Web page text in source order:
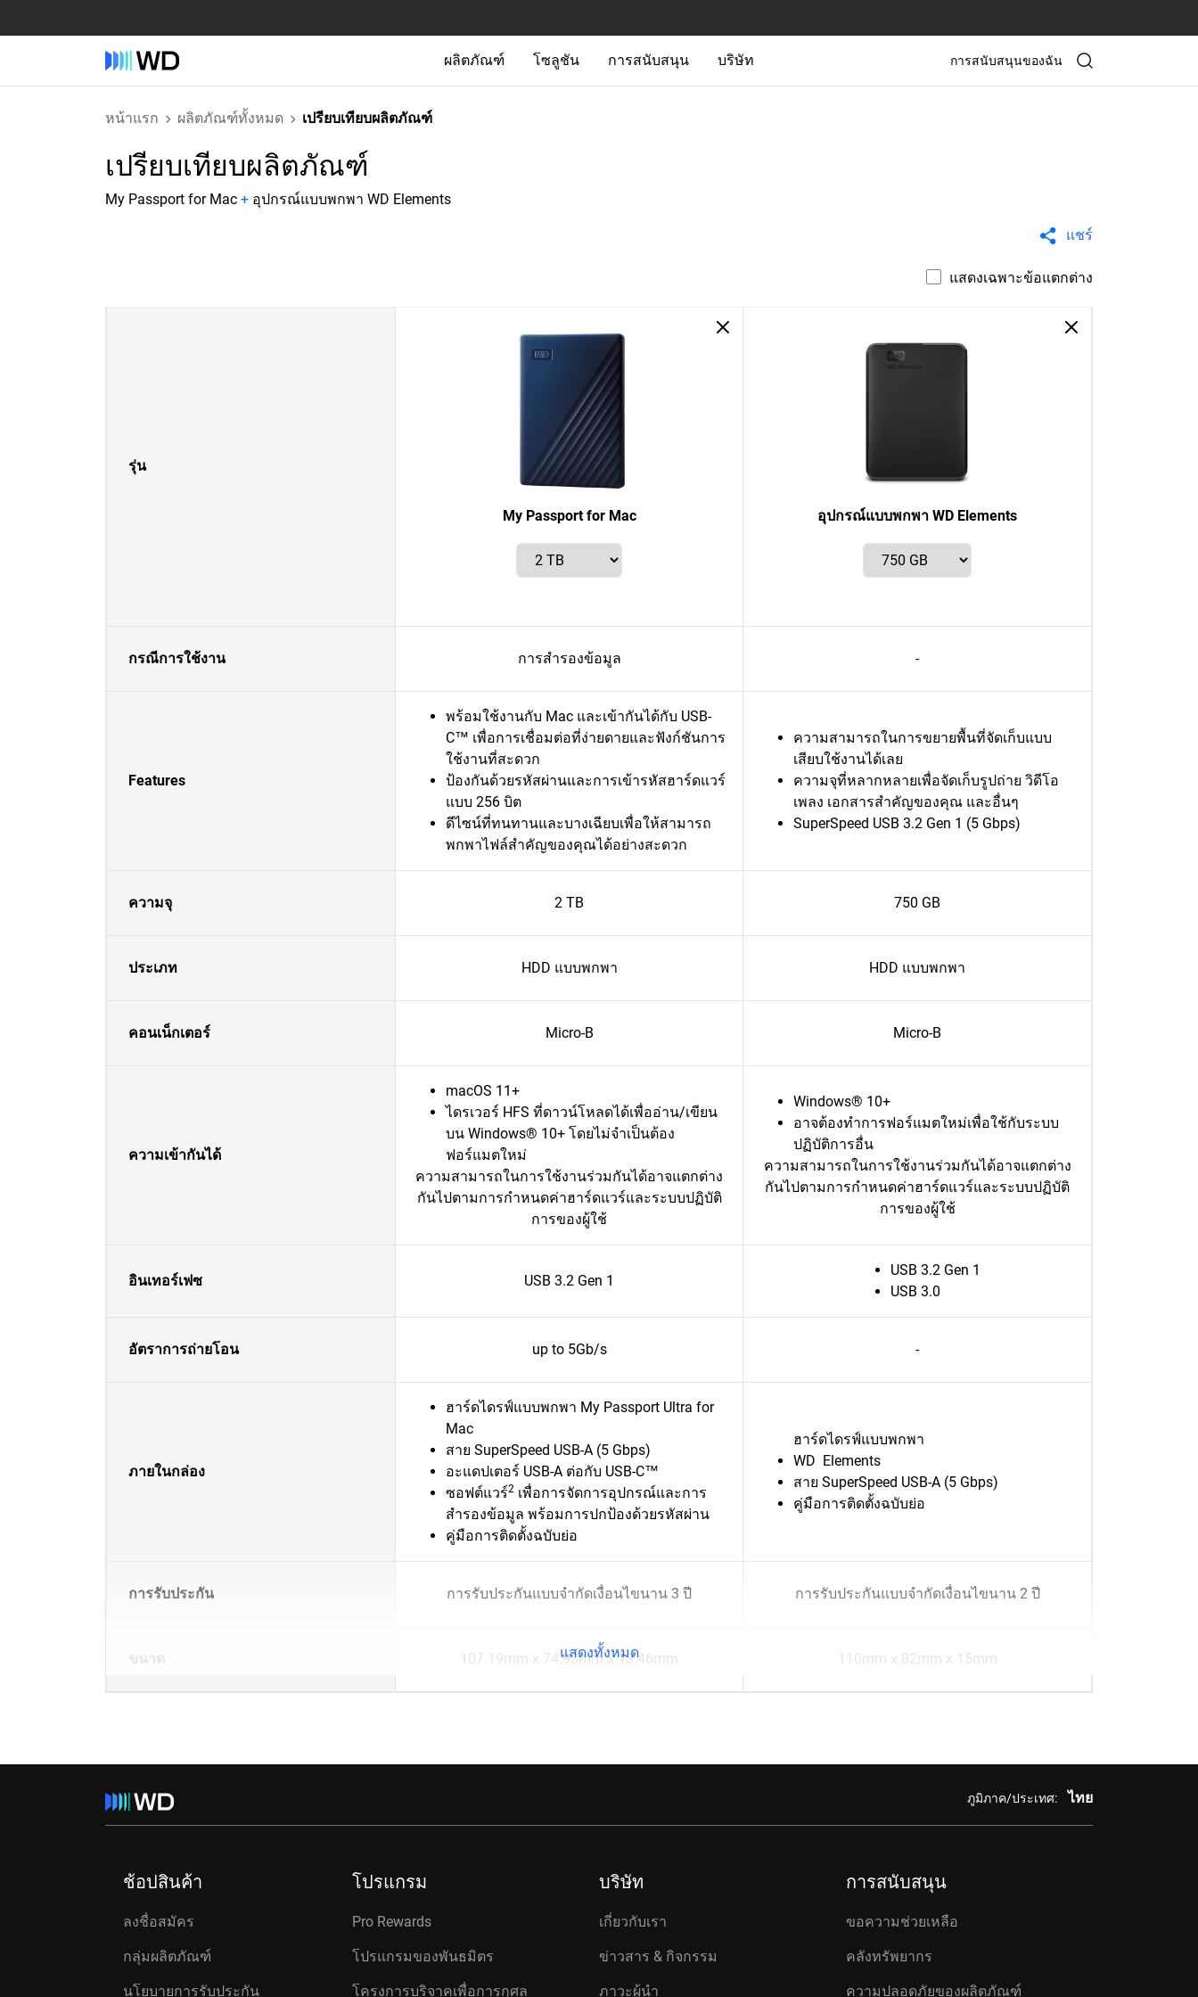
ผลิตภัณฑ์ โซลูชัน การสนับสนุน บริษัท การสนับสนุนของฉัน
หน้าแรก ผลิตภัณฑ์ทั้งหมด เปรียบเทียบผลิตภัณฑ์
เปรียบเทียบผลิตภัณฑ์
My Passport for Mac + อุปกรณ์แบบพกพา WD Elements
แชร์
แสดงเฉพาะข้อแตกต่าง
รุ่น
My Passport for Mac อุปกรณ์แบบพกพา WD Elements
กรณีการใช้งาน การสำรองข้อมูล -
Features
พร้อมใช้งานกับ Mac และเข้ากันได้กับ USB-
C™ เพื่อการเชื่อมต่อที่ง่ายดายและฟังก์ชันการ
ใช้งานที่สะดวก
ป้องกันด้วยรหัสผ่านและการเข้ารหัสฮาร์ดแวร์
แบบ 256 บิต
ดีไซน์ที่ทนทานและบางเฉียบเพื่อให้สามารถ
พกพาไฟล์สำคัญของคุณได้อย่างสะดวก
ความสามารถในการขยายพื้นที่จัดเก็บแบบ
เสียบใช้งานได้เลย
ความจุที่หลากหลายเพื่อจัดเก็บรูปถ่าย วิดีโอ
เพลง เอกสารสำคัญของคุณ และอื่นๆ
SuperSpeed USB 3.2 Gen 1 (5 Gbps)
ความจุ 2 TB 750 GB
ประเภท HDD แบบพกพา HDD แบบพกพา
คอนเน็กเตอร์ Micro-B Micro-B
ความเข้ากันได้
macOS 11+
ไดรเวอร์ HFS ที่ดาวน์โหลดได้เพื่ออ่าน/เขียน
บน Windows® 10+ โดยไม่จำเป็นต้อง
ฟอร์แมตใหม่
ความสามารถในการใช้งานร่วมกันได้อาจแตกต่าง
กันไปตามการกำหนดค่าฮาร์ดแวร์และระบบปฏิบัติ
การของผู้ใช้
Windows® 10+
อาจต้องทำการฟอร์แมตใหม่เพื่อใช้กับระบบ
ปฏิบัติการอื่น
ความสามารถในการใช้งานร่วมกันได้อาจแตกต่าง
กันไปตามการกำหนดค่าฮาร์ดแวร์และระบบปฏิบัติ
การของผู้ใช้
อินเทอร์เฟซ USB 3.2 Gen 1
USB 3.2 Gen 1
USB 3.0
อัตราการถ่ายโอน up to 5Gb/s -
ภายในกล่อง
ฮาร์ดไดรฟ์แบบพกพา My Passport Ultra for
Mac
สาย SuperSpeed USB-A (5 Gbps)
อะแดปเตอร์ USB-A ต่อกับ USB-C™
ซอฟต์แวร์2 เพื่อการจัดการอุปกรณ์และการ
สำรองข้อมูล พร้อมการปกป้องด้วยรหัสผ่าน
คู่มือการติดตั้งฉบับย่อ
ฮาร์ดไดรฟ์แบบพกพา
WD Elements
สาย SuperSpeed USB-A (5 Gbps)
คู่มือการติดตั้งฉบับย่อ
การรับประกัน การรับประกันแบบจำกัดเงื่อนไขนาน 3 ปี การรับประกันแบบจำกัดเงื่อนไขนาน 2 ปี
ขนาด 107.19mm x 74.93mm x 13.46mm 110mm x 82mm x 15mm
แสดงทั้งหมด
ภูมิภาค/ประเทศ: ไทย
ช้อปสินค้า
ลงชื่อสมัคร
กลุ่มผลิตภัณฑ์
นโยบายการรับประกัน
โปรแกรม
Pro Rewards
โปรแกรมของพันธมิตร
โครงการบริจาคเพื่อการกุศล
บริษัท
เกี่ยวกับเรา
ข่าวสาร & กิจกรรม
ภาวะผู้นำ
การสนับสนุน
ขอความช่วยเหลือ
คลังทรัพยากร
ความปลอดภัยของผลิตภัณฑ์